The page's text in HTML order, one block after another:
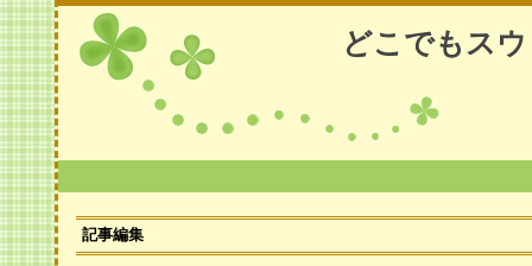
どこでもス
記事編集